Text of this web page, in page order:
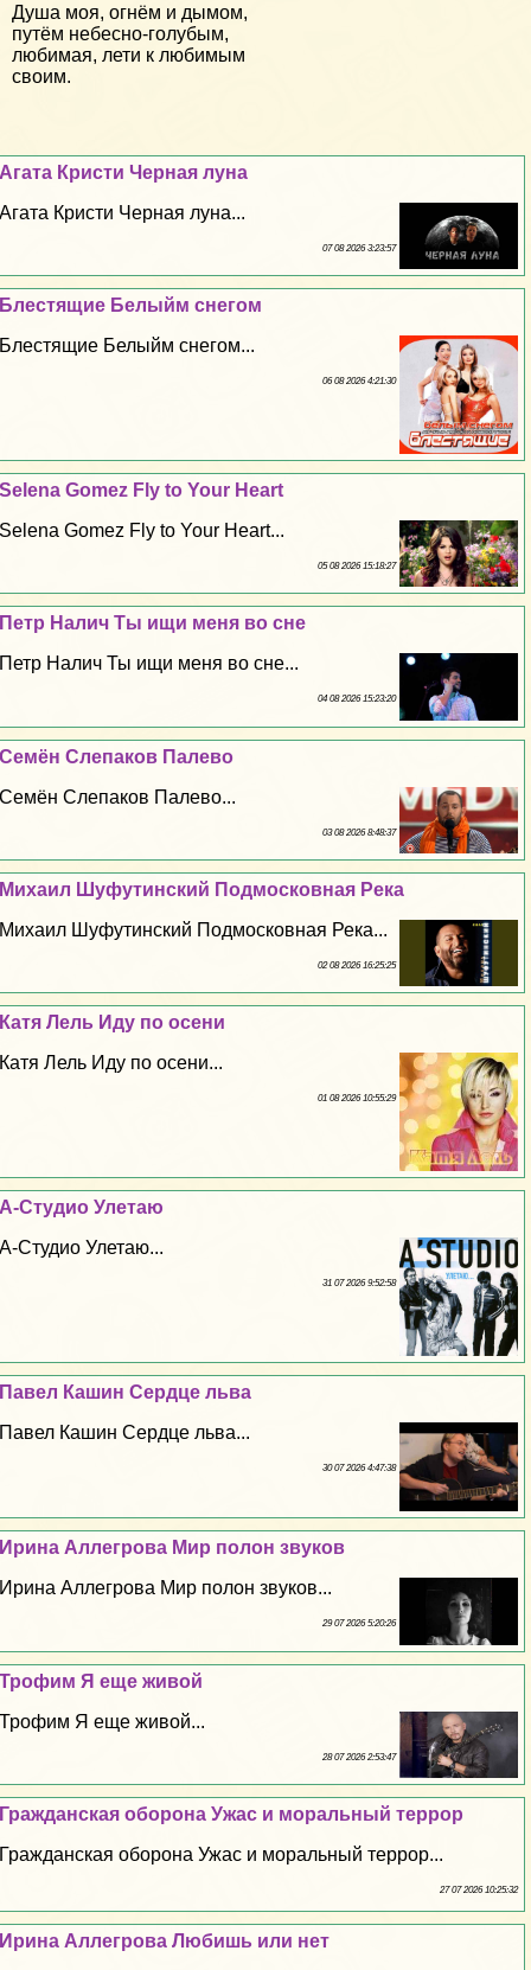
Душа моя, огнём и дымом,
путём небесно-голубым,
любимая, лети к любимым
своим.
Агата Кристи Черная луна
Агата Кристи Черная луна...
07 08 2026 3:23:57
Блестящие Белыйм снегом
Блестящие Белыйм снегом...
06 08 2026 4:21:30
Selena Gomez Fly to Your Heart
Selena Gomez Fly to Your Heart...
05 08 2026 15:18:27
Петр Налич Ты ищи меня во сне
Петр Налич Ты ищи меня во сне...
04 08 2026 15:23:20
Семён Слепаков Палево
Семён Слепаков Палево...
03 08 2026 8:48:37
Михаил Шуфутинский Подмосковная Река
Михаил Шуфутинский Подмосковная Река...
02 08 2026 16:25:25
Катя Лель Иду по осени
Катя Лель Иду по осени...
01 08 2026 10:55:29
А-Студио Улетаю
А-Студио Улетаю...
31 07 2026 9:52:58
Павел Кашин Сердце льва
Павел Кашин Сердце льва...
30 07 2026 4:47:38
Ирина Аллегрова Мир полон звуков
Ирина Аллегрова Мир полон звуков...
29 07 2026 5:20:26
Трофим Я еще живой
Трофим Я еще живой...
28 07 2026 2:53:47
Гражданская оборона Ужас и мopaльный террор
Гражданская оборона Ужас и мopaльный террор...
27 07 2026 10:25:32
Ирина Аллегрова Любишь или нет